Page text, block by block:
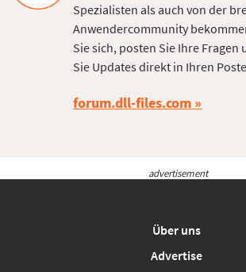
Spezialisten als auch von der
Anwendercommunity
Sie sich, posten Sie Ihre Fragen
Sie Updates direkt in Ihren
forum.dll-files.com
advertisement
Über uns
Advertise